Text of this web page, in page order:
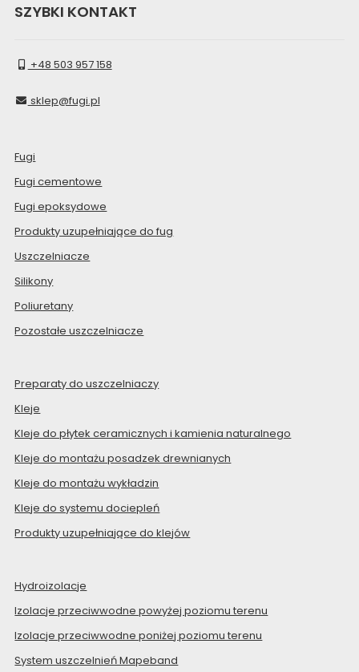
SZYBKI KONTAKT
+48 503 957 158
sklep@fugi.pl
Fugi
Fugi cementowe
Fugi epoksydowe
Produkty uzupełniające do fug
Uszczelniacze
Silikony
Poliuretany
Pozostałe uszczelniacze
Preparaty do uszczelniaczy
Kleje
Kleje do płytek ceramicznych i kamienia naturalnego
Kleje do montażu posadzek drewnianych
Kleje do montażu wykładzin
Kleje do systemu dociepleń
Produkty uzupełniające do klejów
Hydroizolacje
Izolacje przeciwwodne powyżej poziomu terenu
Izolacje przeciwwodne poniżej poziomu terenu
System uszczelnień Mapeband